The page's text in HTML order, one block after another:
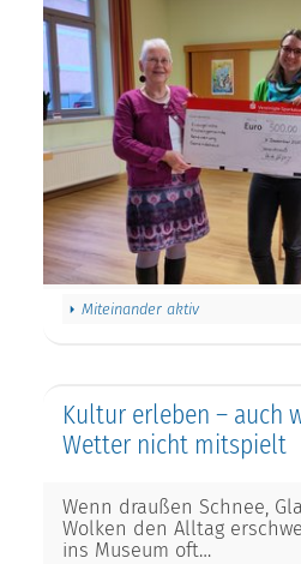
Miteinander aktiv
Kultur erleben – auch
Wetter nicht mitspielt
Wenn draußen Schnee,
Wolken den Alltag
ins Museum oft…